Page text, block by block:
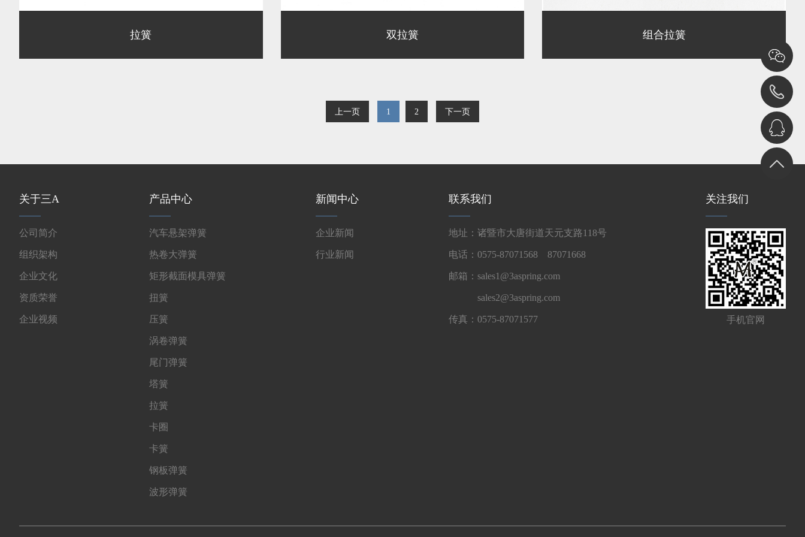
拉簧 双拉簧 组合拉簧
上一页 1 2 下一页
关于三A
公司简介
组织架构
企业文化
资质荣誉
企业视频
产品中心
汽车悬架弹簧
热卷大弹簧
矩形截面模具弹簧
扭簧
压簧
涡卷弹簧
尾门弹簧
塔簧
拉簧
卡圈
卡簧
钢板弹簧
波形弹簧
新闻中心
企业新闻
行业新闻
联系我们
地址：诸暨市大唐街道天元支路118号
电话：0575-87071568 87071668
邮箱：sales1@3aspring.com
sales2@3aspring.com
传真：0575-87071577
关注我们
手机官网